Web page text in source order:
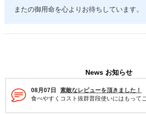
またの御用命を心よりお待ちしています。